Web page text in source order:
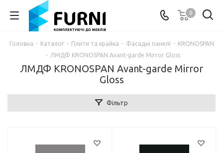
0
Головна - Каталог - Плити та крайка - Фасадні панелі - KRONOSPAN
- ЛМДФ KRONOSPAN Avant-garde Mirror Gloss
ЛМДФ KRONOSPAN Avant-garde Mirror
Gloss
Фільтр